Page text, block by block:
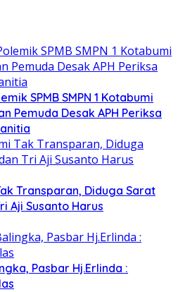
SPMB SMPN 1 Kotabumi
Pemuda Desak APH Periksa
Transparan, Diduga Sarat
Aji Susanto Harus
Pasbar Hj.Erlinda :